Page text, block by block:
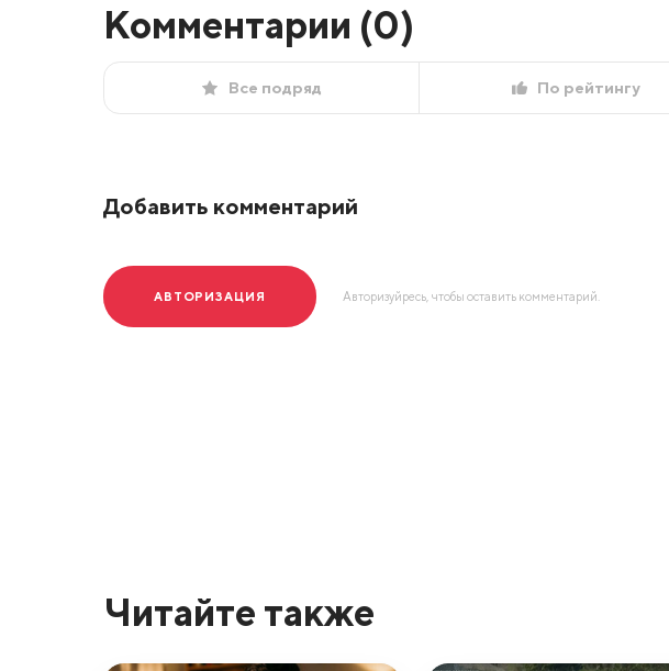
Комментарии (0)
Все подряд По рейтингу
Добавить комментарий
АВТОРИЗАЦИЯ Авторизуйресь, чтобы оставить комментарий.
Читайте также